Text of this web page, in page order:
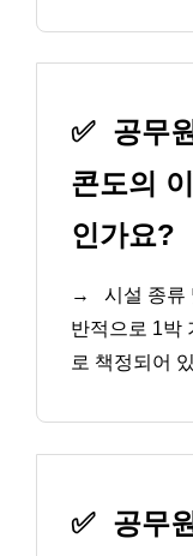
✅ 공무
콘도의
인가요?
→
시설 종류
반적으로 1박
로 책정되어
✅ 공무